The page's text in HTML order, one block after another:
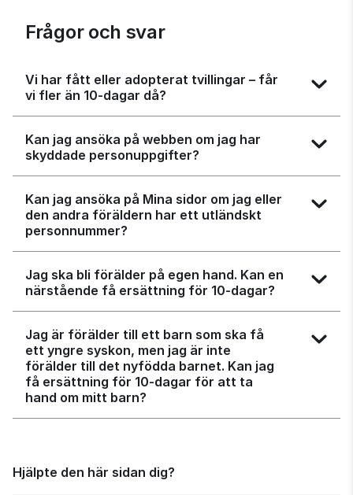
Frågor och svar
Vi har fått eller adopterat tvillingar – får
vi fler än 10‑dagar då?
Kan jag ansöka på webben om jag har
skyddade personuppgifter?
Kan jag ansöka på Mina sidor om jag eller
den andra föräldern har ett utländskt
personnummer?
Jag ska bli förälder på egen hand. Kan en
närstående få ersättning för 10‑dagar?
Jag är förälder till ett barn som ska få
ett yngre syskon, men jag är inte
förälder till det nyfödda barnet. Kan jag
få ersättning för 10‑dagar för att ta
hand om mitt barn?
Hjälpte den här sidan dig?